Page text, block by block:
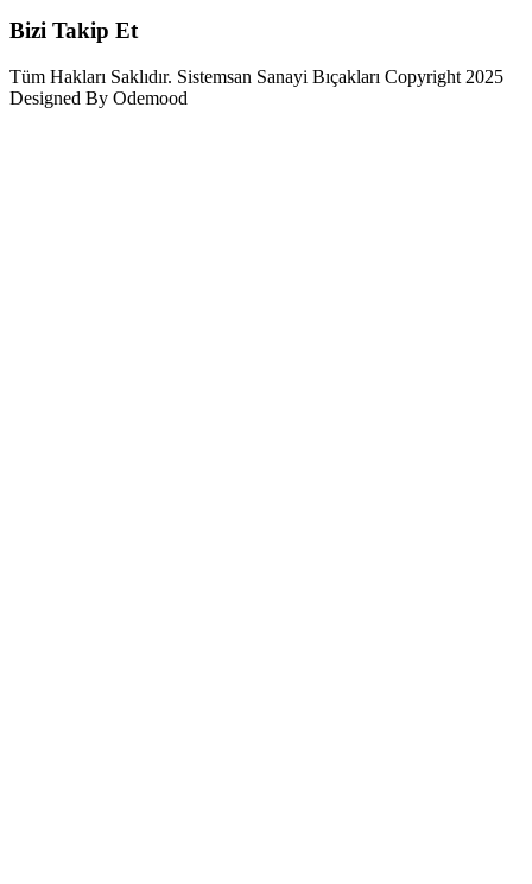
Bizi Takip Et
Tüm Hakları Saklıdır. Sistemsan Sanayi Bıçakları Copyright 2025
Designed By Odemood